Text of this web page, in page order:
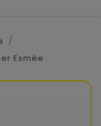
Esmée